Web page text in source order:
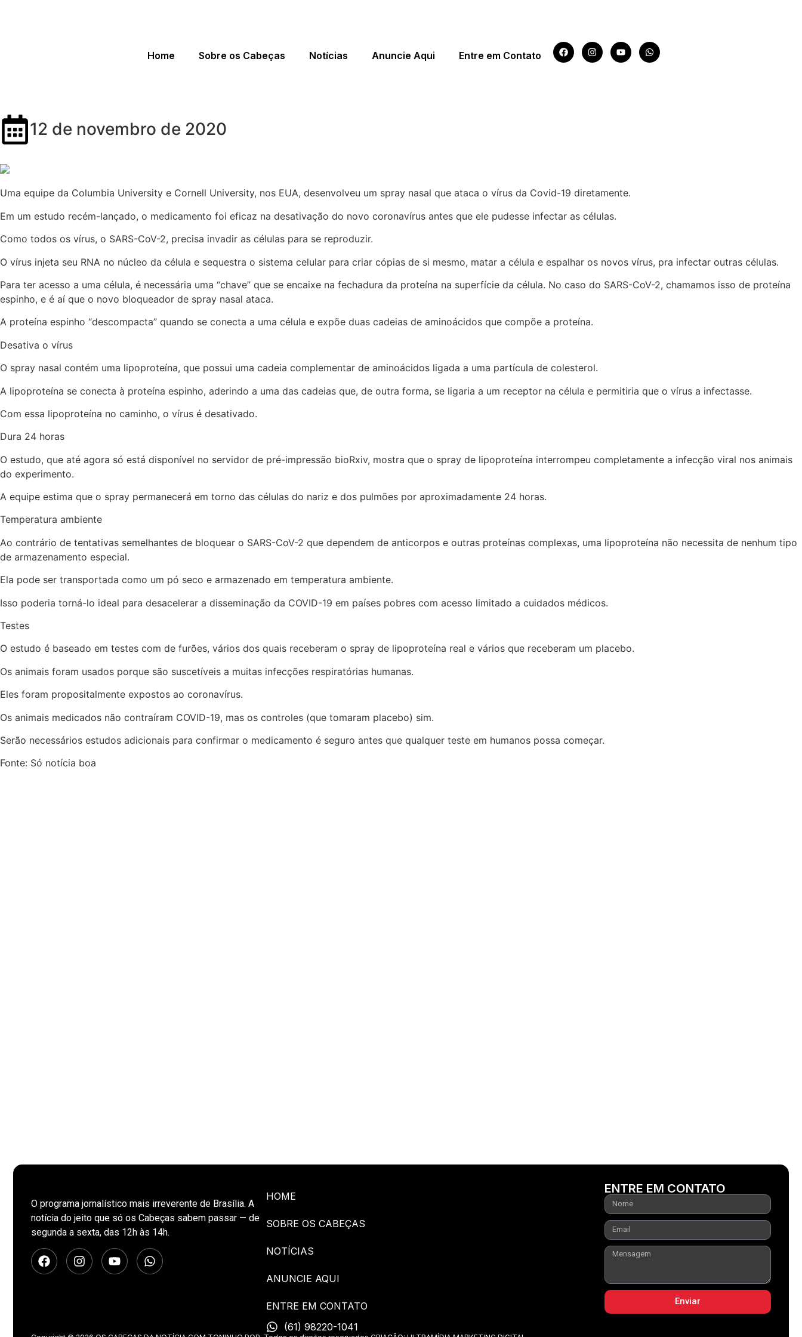
Home Sobre os Cabeças Notícias Anuncie Aqui Entre em Contato
12 de novembro de 2020
Uma equipe da Columbia University e Cornell University, nos EUA, desenvolveu um spray nasal que ataca o vírus da Covid-19 diretamente.
Em um estudo recém-lançado, o medicamento foi eficaz na desativação do novo coronavírus antes que ele pudesse infectar as células.
Como todos os vírus, o SARS-CoV-2, precisa invadir as células para se reproduzir.
O vírus injeta seu RNA no núcleo da célula e sequestra o sistema celular para criar cópias de si mesmo, matar a célula e espalhar os novos vírus, pra infectar outras células.
Para ter acesso a uma célula, é necessária uma “chave” que se encaixe na fechadura da proteína na superfície da célula. No caso do SARS-CoV-2, chamamos isso de proteína
espinho, e é aí que o novo bloqueador de spray nasal ataca.
A proteína espinho “descompacta” quando se conecta a uma célula e expõe duas cadeias de aminoácidos que compõe a proteína.
Desativa o vírus
O spray nasal contém uma lipoproteína, que possui uma cadeia complementar de aminoácidos ligada a uma partícula de colesterol.
A lipoproteína se conecta à proteína espinho, aderindo a uma das cadeias que, de outra forma, se ligaria a um receptor na célula e permitiria que o vírus a infectasse.
Com essa lipoproteína no caminho, o vírus é desativado.
Dura 24 horas
O estudo, que até agora só está disponível no servidor de pré-impressão bioRxiv, mostra que o spray de lipoproteína interrompeu completamente a infecção viral nos animais
do experimento.
A equipe estima que o spray permanecerá em torno das células do nariz e dos pulmões por aproximadamente 24 horas.
Temperatura ambiente
Ao contrário de tentativas semelhantes de bloquear o SARS-CoV-2 que dependem de anticorpos e outras proteínas complexas, uma lipoproteína não necessita de nenhum tipo
de armazenamento especial.
Ela pode ser transportada como um pó seco e armazenado em temperatura ambiente.
Isso poderia torná-lo ideal para desacelerar a disseminação da COVID-19 em países pobres com acesso limitado a cuidados médicos.
Testes
O estudo é baseado em testes com de furões, vários dos quais receberam o spray de lipoproteína real e vários que receberam um placebo.
Os animais foram usados porque são suscetíveis a muitas infecções respiratórias humanas.
Eles foram propositalmente expostos ao coronavírus.
Os animais medicados não contraíram COVID-19, mas os controles (que tomaram placebo) sim.
Serão necessários estudos adicionais para confirmar o medicamento é seguro antes que qualquer teste em humanos possa começar.
Fonte: Só notícia boa
O programa jornalístico mais irreverente de Brasília. A
notícia do jeito que só os Cabeças sabem passar — de
segunda a sexta, das 12h às 14h.
HOME
SOBRE OS CABEÇAS
NOTÍCIAS
ANUNCIE AQUI
ENTRE EM CONTATO
(61) 98220-1041
ENTRE EM CONTATO
Enviar